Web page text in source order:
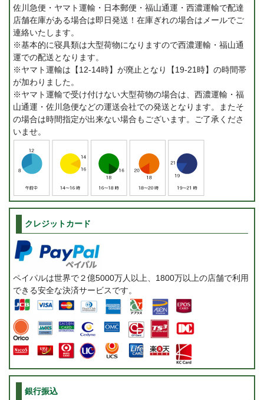
佐川急便・ヤマト運輸・日本郵便・福山通運・西濃運輸で配達
店舗在庫がある場合は即日発送！在庫ぎれの場合はメールでご
連絡いたします。
※基本的に寝具類は大型荷物になりますので西濃運輸・福山通
運での配送となります。
※ヤマト運輸は【12-14時】が廃止となり【19-21時】の時間帯
が加わりました。
※ヤマト運輸で受け付けない大型荷物の場合は、西濃運輸・福
山通運・佐川急便などの運送会社での発送となります。またそ
の場合は時間指定が出来ない場合もございます。ご了承くださ
いませ。
クレジットカード
ペイパルは世界で２億5000万人以上、1800万以上の店舗で利用
できる安全な決済サービスです。
銀行振込